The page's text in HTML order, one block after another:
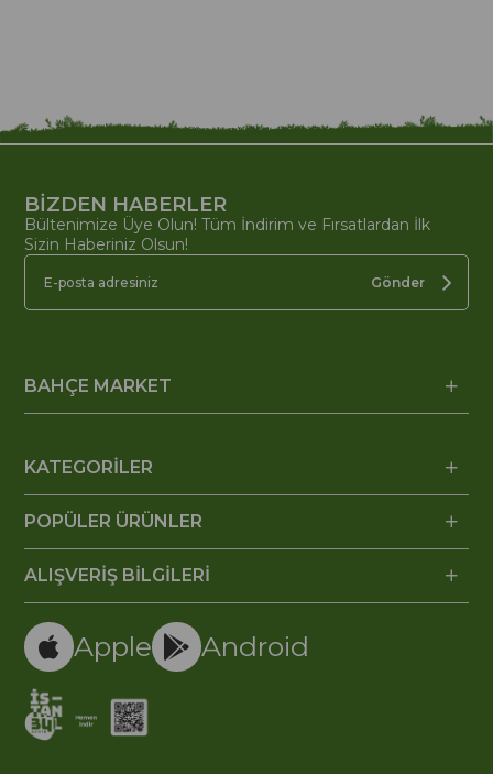
BİZDEN HABERLER
Bültenimize Üye Olun! Tüm İndirim ve Fırsatlardan İlk
Sizin Haberiniz Olsun!
Gönder
BAHÇE MARKET
KATEGORİLER
POPÜLER ÜRÜNLER
ALIŞVERİŞ BİLGİLERİ
Apple Android